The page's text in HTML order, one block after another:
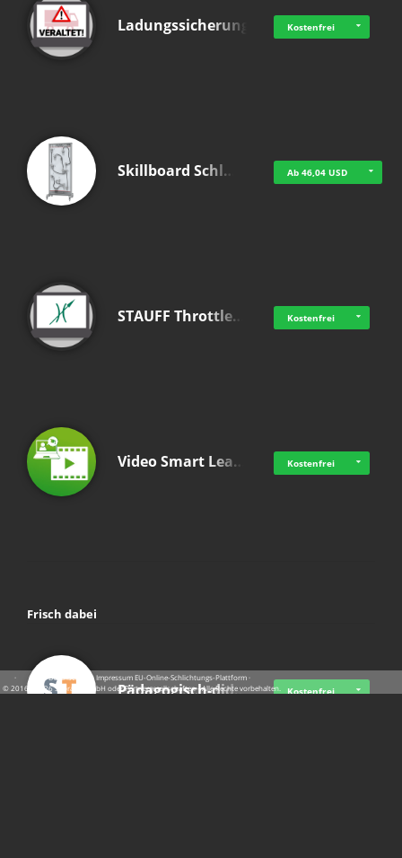
Ladungssicherung Kostenfrei
Skillboard Schl… Ab 46,04 USD
STAUFF Throttle… Kostenfrei
Video Smart Lea… Kostenfrei
Frisch dabei
Pädagogisch-did… Kostenfrei
· · ·Datenschutz ·Impressum EU-Online-Schlichtungs-Plattform·
© 2016 - 2026 SupraTix GmbH oder Partnergesellschaften - Alle Rechte vorbehalten.